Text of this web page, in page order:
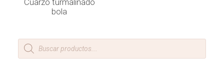
Cuarzo turmalinado
bola
Products
search